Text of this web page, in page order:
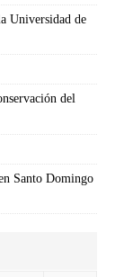
Universidad de
del
Santo Domingo